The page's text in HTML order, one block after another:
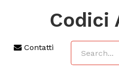
Codici
Contatti